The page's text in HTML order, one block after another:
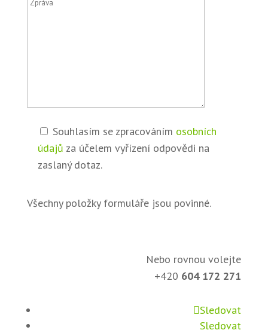
Souhlasím se zpracováním osobních
údajů za účelem vyřízení odpovědi na
zaslaný dotaz.
Všechny položky formuláře jsou povinné.
Nebo rovnou volejte
+420 604 172 271
Sledovat
Sledovat